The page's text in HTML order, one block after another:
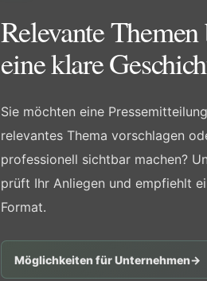
Relevante Themen
eine klare
Sie möchten eine
relevantes Thema vorschlagen
professionell sichtbar machen?
prüft Ihr Anliegen und empfiehlt
Format.
Möglichkeiten für Unternehmen→